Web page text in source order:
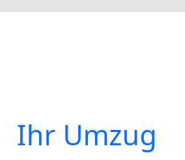
Ihr Umzug